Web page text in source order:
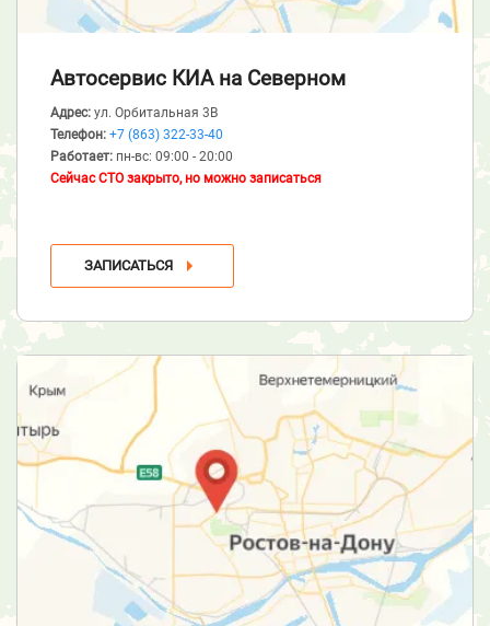
Автосервис КИА на Северном
Адрес: ул. Орбитальная 3В
Телефон: +7 (863) 322-33-40
Работает: пн-вс: 09:00 - 20:00
Сейчас СТО закрыто, но можно записаться
ЗАПИСАТЬСЯ